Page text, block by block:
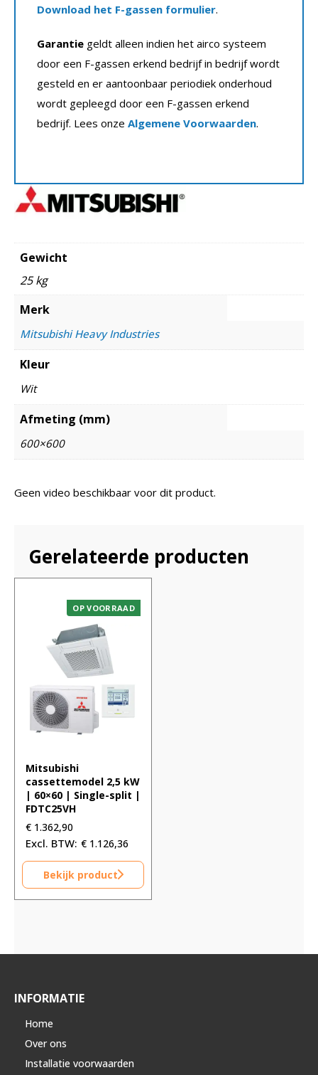
Download het F-gassen formulier.
Garantie geldt alleen indien het airco systeem
door een F-gassen erkend bedrijf in bedrijf wordt
gesteld en er aantoonbaar periodiek onderhoud
wordt gepleegd door een F-gassen erkend
bedrijf. Lees onze Algemene Voorwaarden.
Gewicht
25 kg
Merk
Mitsubishi Heavy Industries
Kleur
Wit
Afmeting (mm)
600×600
Geen video beschikbaar voor dit product.
Gerelateerde producten
OP VOORRAAD
Mitsubishi
cassettemodel 2,5 kW
| 60×60 | Single-split |
FDTC25VH
€ 1.362,90
€ 1.126,36
Bekijk product
INFORMATIE
Home
Over ons
Installatie voorwaarden